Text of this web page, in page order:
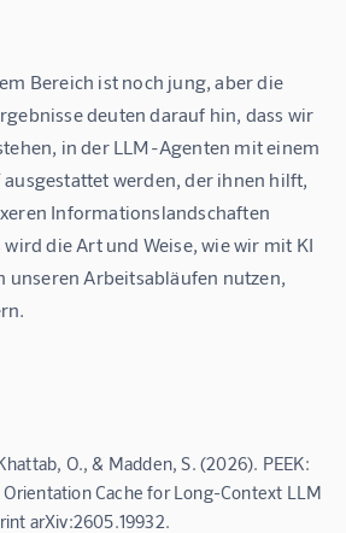
Bereich ist noch jung, aber die
deuten darauf hin, dass wir
in der LLM-Agenten mit einem
ausgestattet werden, der ihnen hilft,
Informationslandschaften
die Art und Weise, wie wir mit KI
unseren Arbeitsabläufen nutzen,
O., & Madden, S. (2026). PEEK:
Orientation Cache for Long-Context LLM
arXiv:2605.19932.